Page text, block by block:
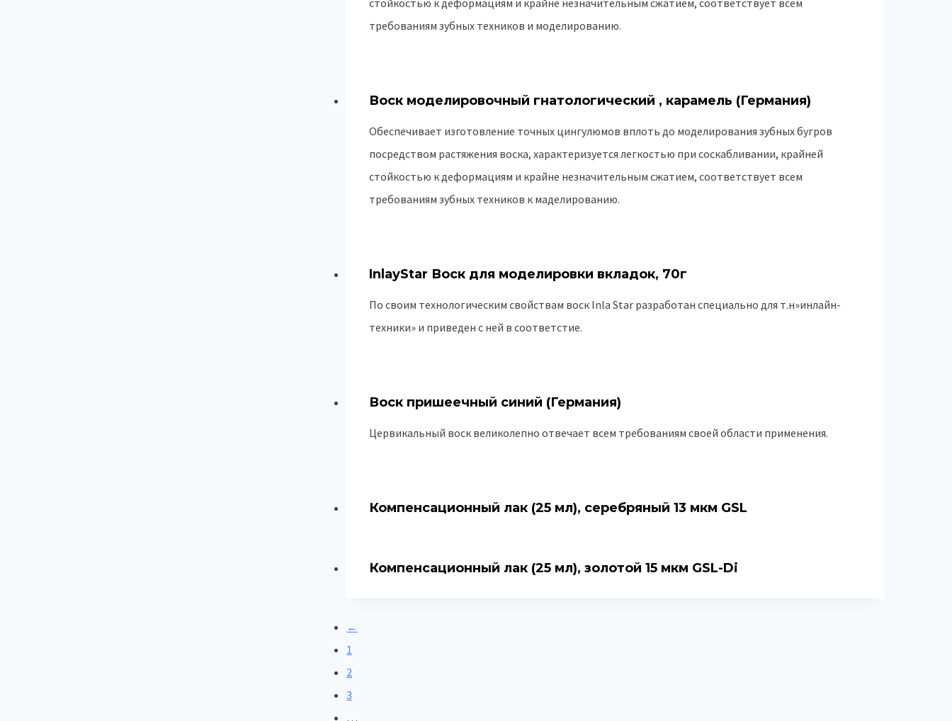
требованиям зубных техников и моделированию.
Воск моделировочный гнатологический , карамель (Германия)
Обеспечивает изготовление точных цингулюмов вплоть до моделирования зубных бугров
посредством растяжения воска, характеризуется легкостью при соскабливании, крайней
стойкостью к деформациям и крайне незначительным сжатием, соответствует всем
требованиям зубных техников к маделированию.
InlayStar Воск для моделировки вкладок, 70г
По своим технологическим свойствам воск Inla Star разработан специально для т.н»инлайн-
техники» и приведен с ней в соответстие.
Воск пришеечный синий (Германия)
Цервикальный воск великолепно отвечает всем требованиям своей области применения.
Компенсационный лак (25 мл), серебряный 13 мкм GSL
Компенсационный лак (25 мл), золотой 15 мкм GSL-Di
←
1
2
3
…